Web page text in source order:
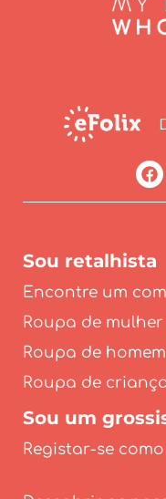
Sou retalhista
Encontre um
Roupa de
Roupa de
Roupa de
Sou um
Registar-se